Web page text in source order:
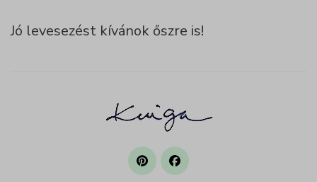
Jó levesezést kívánok őszre is!